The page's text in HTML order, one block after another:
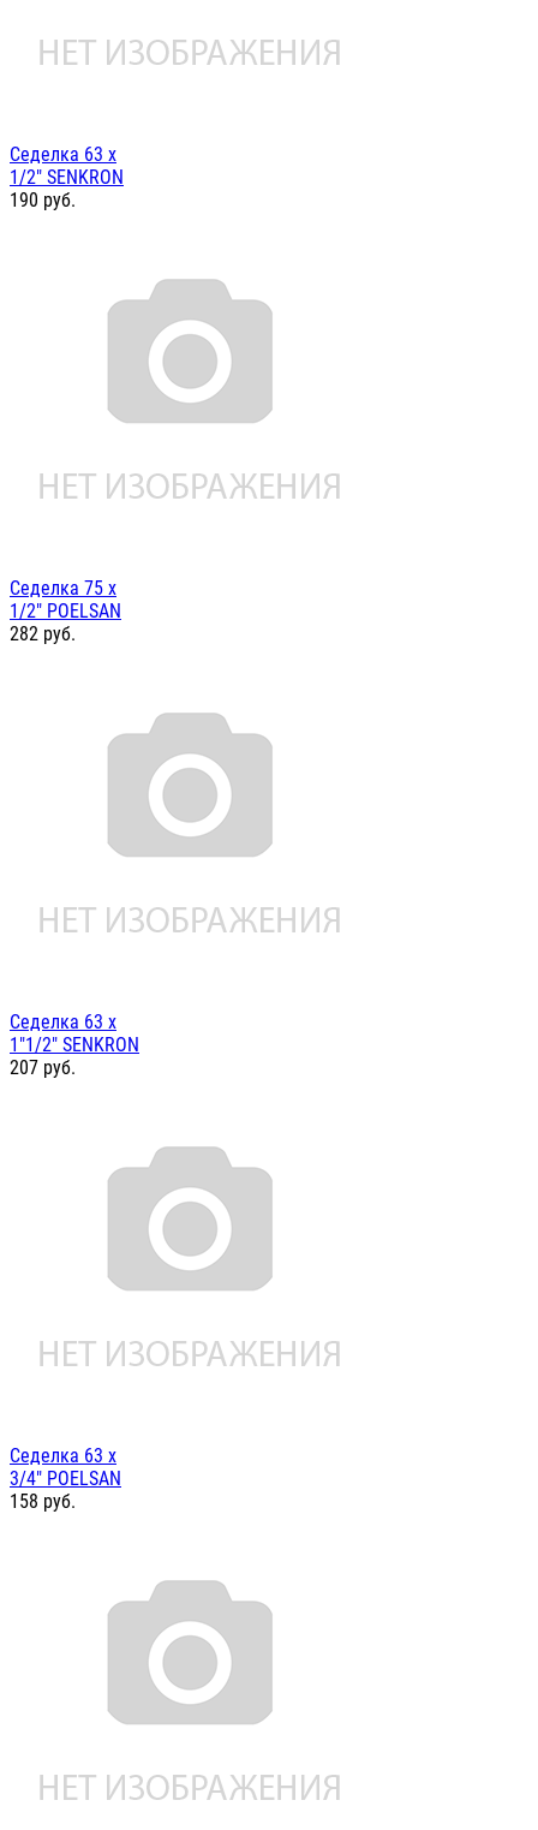
Седелка 63 х
1/2" SENKRON
190 руб.
Седелка 75 х
1/2" POELSAN
282 руб.
Седелка 63 х
1"1/2" SENKRON
207 руб.
Седелка 63 х
3/4" POELSAN
158 руб.